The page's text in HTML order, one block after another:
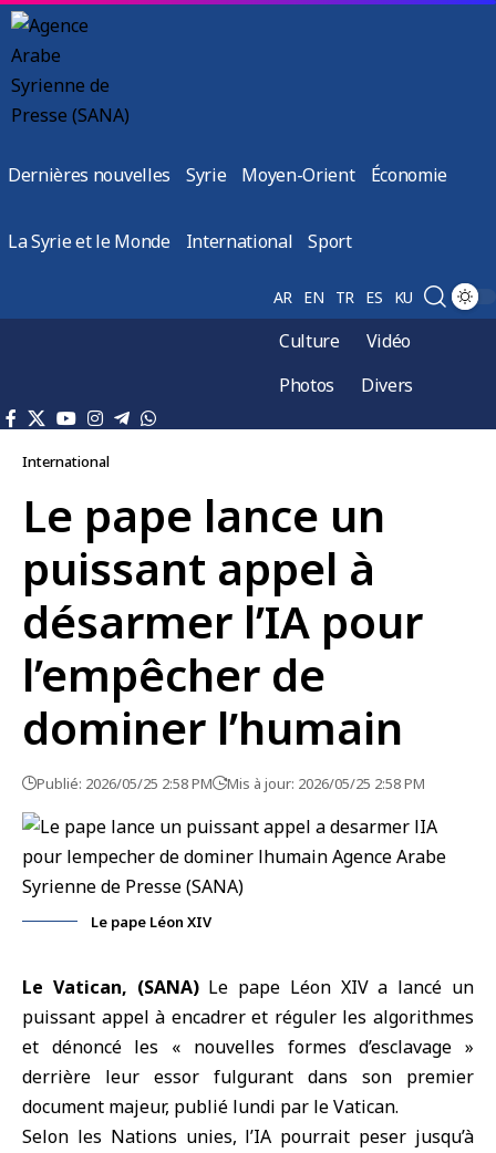
Dernières nouvelles Syrie Moyen-Orient Économie
La Syrie et le Monde International Sport
AR EN TR ES KU
Culture
Vidéo
Photos
Divers
International
Le pape lance un
puissant appel à
désarmer l’IA pour
l’empêcher de
dominer l’humain
Publié: 2026/05/25 2:58 PM Mis à jour: 2026/05/25 2:58 PM
Le pape Léon XIV
Le Vatican, (SANA)Le pape Léon XIV a lancé un
puissant appel à encadrer et réguler les algorithmes
et dénoncé les « nouvelles formes d’esclavage »
derrière leur essor fulgurant dans son premier
document majeur, publié lundi par le Vatican.
Selon les Nations unies, l’IA pourrait peser jusqu’à